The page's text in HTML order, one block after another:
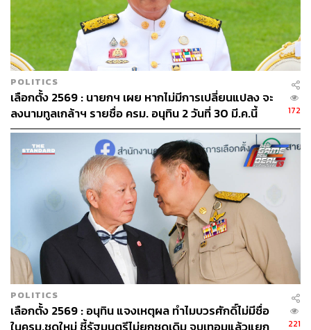
TAGS: สำนักงานศาลยุติธรรม
บริษัท ไชน่า เรลเวย์ นัมเบอร์ 10 (ประเทศไทย) จำกัด
285
ABOUT THE AUTHOR
THE STANDARD TEAM
กองบรรณาธิการ THE STANDARD
POLITICS
เลือกตั้ง 2569 : นายกฯ เผย หากไม่มีการเปลี่ยนแปลง จะ
ลงนามทูลเกล้าฯ รายชื่อ ครม. อนุทิน 2 วันที่ 30 มี.ค.นี้
172
POLITICS
เลือกตั้ง 2569 : อนุทิน แจงเหตุผล ทำไมบวรศักดิ์ไม่มีชื่อ
221